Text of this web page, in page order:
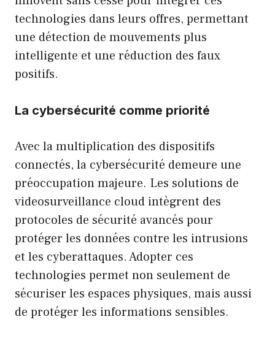
technologies dans leurs offres, permettant
une détection de mouvements plus
intelligente et une réduction des faux
positifs.
La cybersécurité comme priorité
Avec la multiplication des dispositifs
connectés, la cybersécurité demeure une
préoccupation majeure. Les solutions de
videosurveillance cloud intègrent des
protocoles de sécurité avancés pour
protéger les données contre les intrusions
et les cyberattaques. Adopter ces
technologies permet non seulement de
sécuriser les espaces physiques, mais aussi
de protéger les informations sensibles.